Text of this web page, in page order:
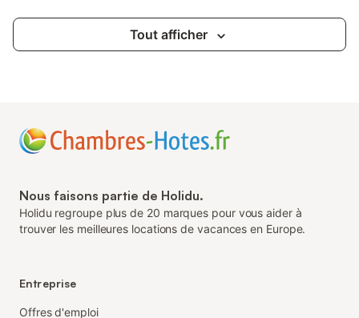
Tout afficher
Nous faisons partie de Holidu.
Holidu regroupe plus de 20 marques pour vous aider à
trouver les meilleures locations de vacances en Europe.
Entreprise
Offres d'emploi